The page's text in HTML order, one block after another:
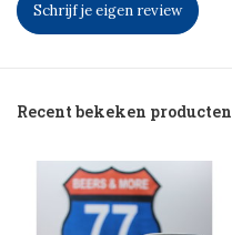
Schrijf je eigen review
Recent bekeken producten